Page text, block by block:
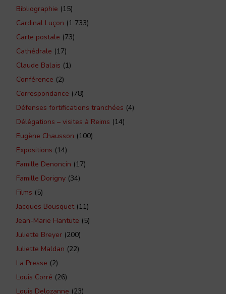
Bibliographie (15)
Cardinal Luçon (1 733)
Carte postale (73)
Cathédrale (17)
Claude Balais (1)
Conférence (2)
Correspondance (78)
Défenses fortifications tranchées (4)
Délégations – visites à Reims (14)
Eugène Chausson (100)
Expositions (14)
Famille Denoncin (17)
Famille Dorigny (34)
Films (5)
Jacques Bousquet(11)
Jean-Marie Hantute (5)
Juliette Breyer (200)
Juliette Maldan (22)
La Presse (2)
Louis Corré (26)
Louis Delozanne (23)